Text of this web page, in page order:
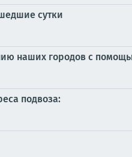
сутки
наших городов с
подвоза: